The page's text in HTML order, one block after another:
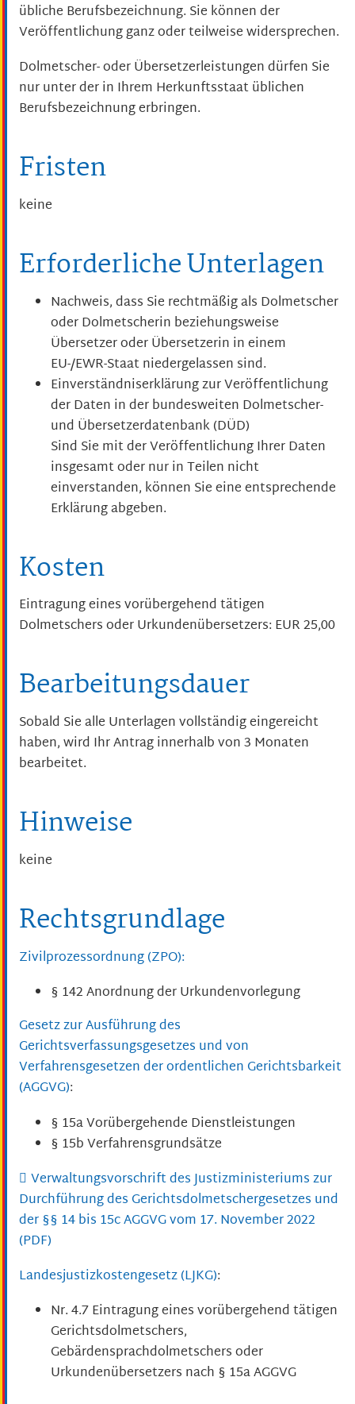
übliche Berufsbezeichnung. Sie können der
Veröffentlichung ganz oder teilweise widersprechen.
Dolmetscher- oder Übersetzerleistungen dürfen Sie
nur unter der in Ihrem Herkunftsstaat üblichen
Berufsbezeichnung erbringen.
Fristen
keine
Erforderliche Unterlagen
Nachweis, dass Sie rechtmäßig als Dolmetscher
oder Dolmetscherin beziehungsweise
Übersetzer oder Übersetzerin in einem
EU-/EWR-Staat niedergelassen sind.
Einverständniserklärung zur Veröffentlichung
der Daten in der bundesweiten Dolmetscher-
und Übersetzerdatenbank (DÜD)
Sind Sie mit der Veröffentlichung Ihrer Daten
insgesamt oder nur in Teilen nicht
einverstanden, können Sie eine entsprechende
Erklärung abgeben.
Kosten
Eintragung eines vorübergehend tätigen
Dolmetschers oder Urkundenübersetzers: EUR 25,00
Bearbeitungsdauer
Sobald Sie alle Unterlagen vollständig eingereicht
haben, wird Ihr Antrag innerhalb von 3 Monaten
bearbeitet.
Hinweise
keine
Rechtsgrundlage
Zivilprozessordnung (ZPO):
§ 142 Anordnung der Urkundenvorlegung
Gesetz zur Ausführung des
Gerichtsverfassungsgesetzes und von
Verfahrensgesetzen der ordentlichen Gerichtsbarkeit
(AGGVG):
§ 15a Vorübergehende Dienstleistungen
§ 15b Verfahrensgrundsätze
Verwaltungsvorschrift des Justizministeriums zur
Durchführung des Gerichtsdolmetschergesetzes und
der §§ 14 bis 15c AGGVG vom 17. November 2022
(PDF)
Landesjustizkostengesetz (LJKG):
Nr. 4.7 Eintragung eines vorübergehend tätigen
Gerichtsdolmetschers,
Gebärdensprachdolmetschers oder
Urkundenübersetzers nach § 15a AGGVG